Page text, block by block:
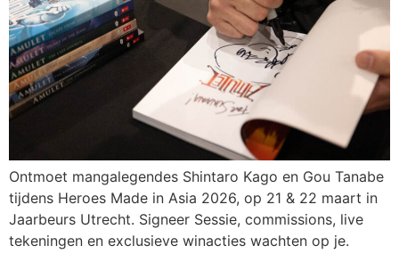
Ontmoet mangalegendes Shintaro Kago en Gou Tanabe
tijdens Heroes Made in Asia 2026, op 21 & 22 maart in
Jaarbeurs Utrecht. Signeer Sessie, commissions, live
tekeningen en exclusieve winacties wachten op je.